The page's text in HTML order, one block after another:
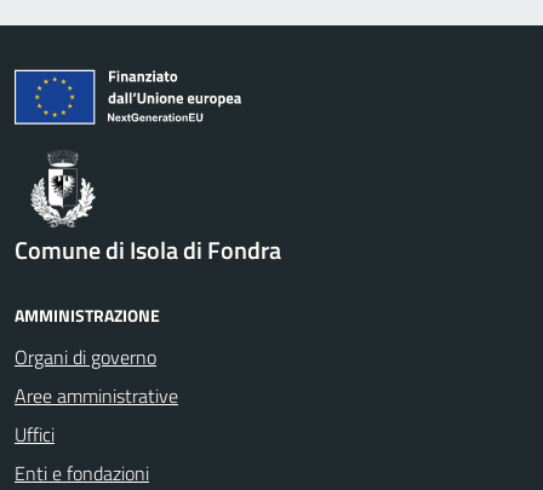
Comune di Isola di Fondra
AMMINISTRAZIONE
Organi di governo
Aree amministrative
Uffici
Enti e fondazioni